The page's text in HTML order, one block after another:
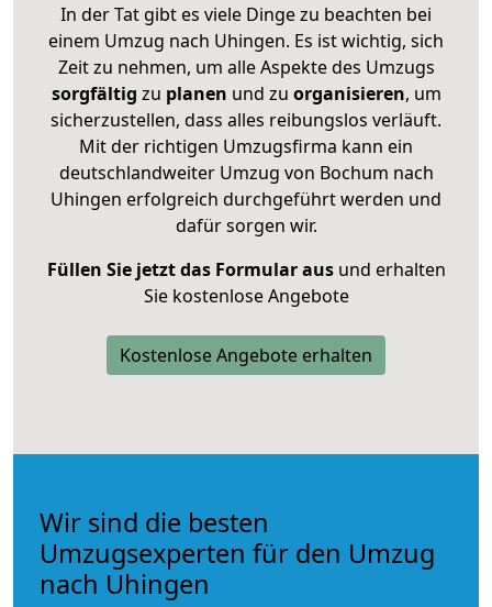
In der Tat gibt es viele Dinge zu beachten bei
einem Umzug nach Uhingen. Es ist wichtig, sich
Zeit zu nehmen, um alle Aspekte des Umzugs
sorgfältig zu planen und zu organisieren, um
sicherzustellen, dass alles reibungslos verläuft.
Mit der richtigen Umzugsfirma kann ein
deutschlandweiter Umzug von Bochum nach
Uhingen erfolgreich durchgeführt werden und
dafür sorgen wir.
Füllen Sie jetzt das Formular ausund erhalten
Sie kostenlose Angebote
Kostenlose Angebote erhalten
Wir sind die besten
Umzugsexperten für den Umzug
nach Uhingen